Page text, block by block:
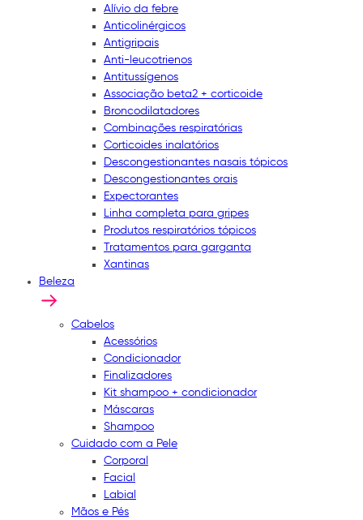
Alívio da febre
Anticolinérgicos
Antigripais
Anti-leucotrienos
Antitussígenos
Associação beta2 + corticoide
Broncodilatadores
Combinações respiratórias
Corticoides inalatórios
Descongestionantes nasais tópicos
Descongestionantes orais
Expectorantes
Linha completa para gripes
Produtos respiratórios tópicos
Tratamentos para garganta
Xantinas
Beleza
Cabelos
Acessórios
Condicionador
Finalizadores
Kit shampoo + condicionador
Máscaras
Shampoo
Cuidado com a Pele
Corporal
Facial
Labial
Mãos e Pés